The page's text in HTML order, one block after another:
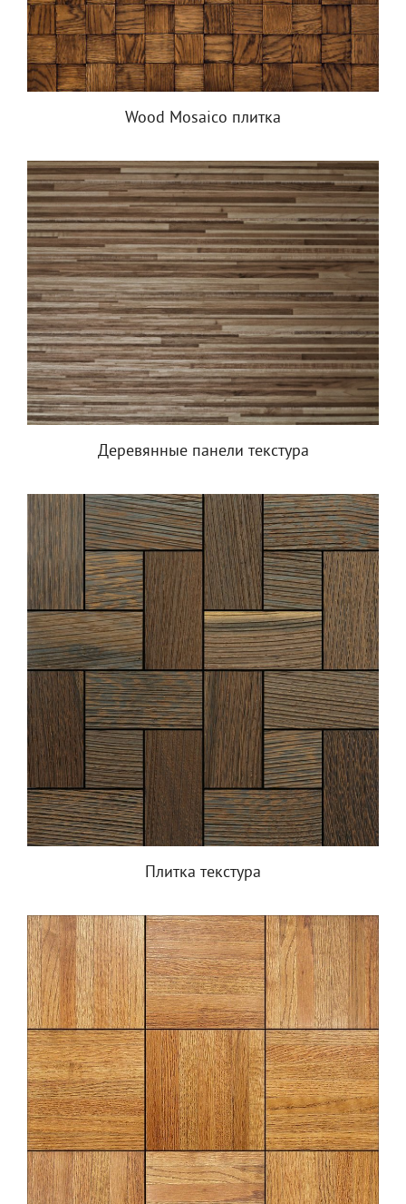
Wood Mosaico плитка
Деревянные панели текстура
Плитка текстура